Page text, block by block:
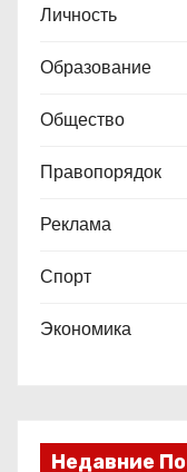
Личность
Образование
Общество
Правопорядок
Реклама
Спорт
Экономика
Недавние